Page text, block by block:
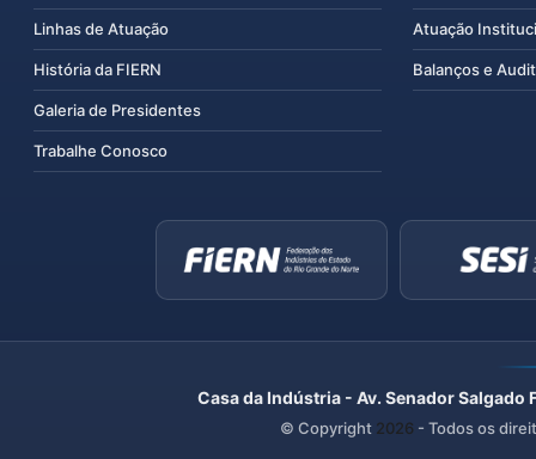
Linhas de Atuação
História da FIERN
Galeria de Presidentes
Trabalhe Conosco
Atuação
Balanços e
Casa da Indústria - Av. Senador
© Copyright 2026 - Todos os